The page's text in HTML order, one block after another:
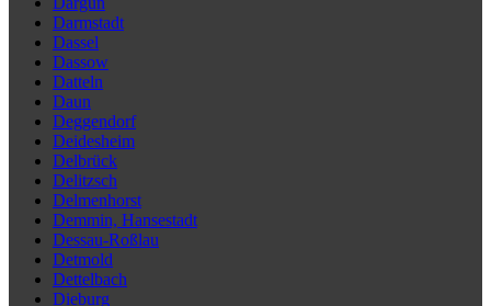
Darmstadt
Dassel
Dassow
Datteln
Daun
Deggendorf
Deidesheim
Delbrück
Delitzsch
Delmenhorst
Demmin, Hansestadt
Dessau-Roßlau
Detmold
Dettelbach
Dieburg